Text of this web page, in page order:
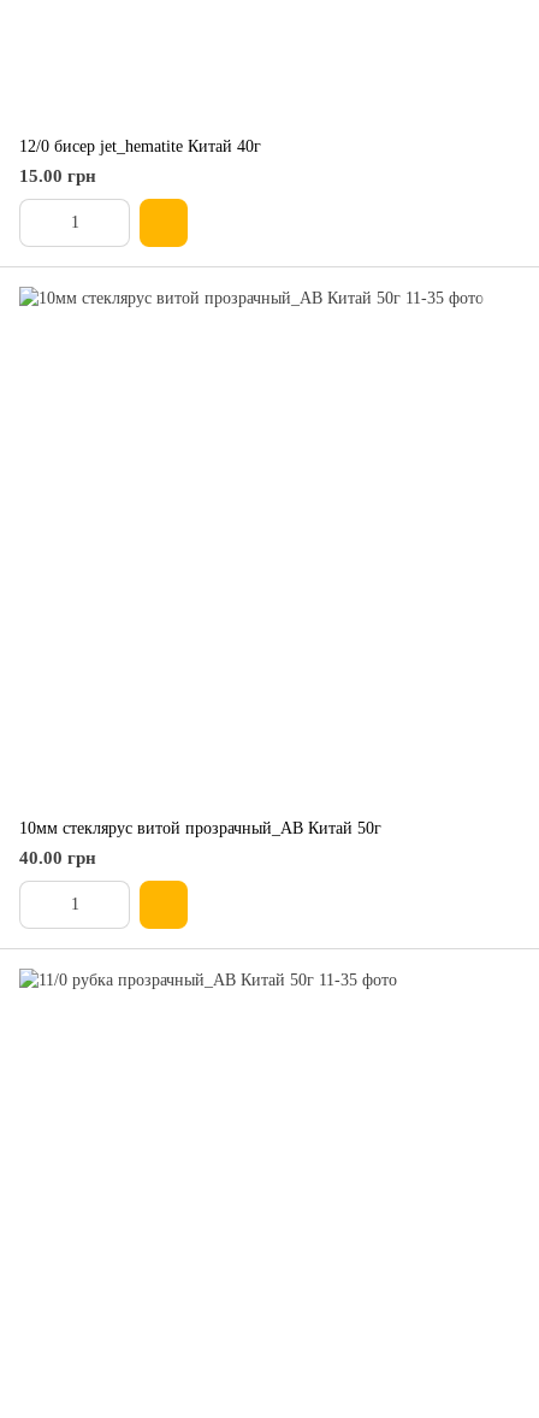
12/0 бисер jet_hematite Китай 40г
15.00 грн
10мм стеклярус витой прозрачный_АВ Китай 50г
40.00 грн